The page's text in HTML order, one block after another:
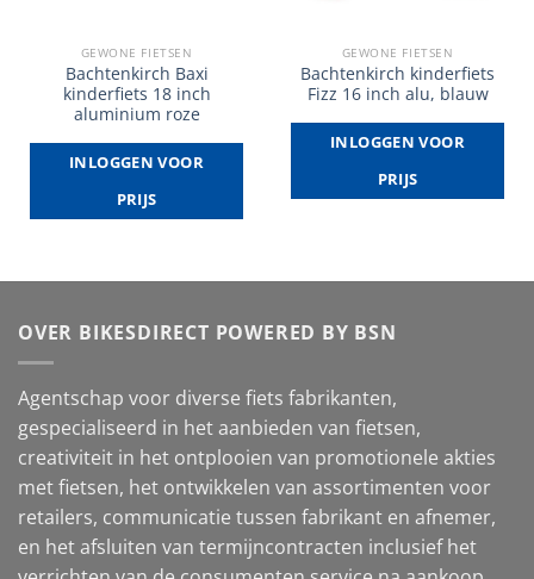
GEWONE FIETSEN
Bachtenkirch Baxi
kinderfiets 18 inch
aluminium roze
INLOGGEN VOOR
PRIJS
GEWONE FIETSEN
Bachtenkirch kinderfiets
Fizz 16 inch alu, blauw
INLOGGEN VOOR
PRIJS
OVER BIKESDIRECT POWERED BY BSN
Agentschap voor diverse fiets fabrikanten,
gespecialiseerd in het aanbieden van fietsen,
creativiteit in het ontplooien van promotionele akties
met fietsen, het ontwikkelen van assortimenten voor
retailers, communicatie tussen fabrikant en afnemer,
en het afsluiten van termijncontracten inclusief het